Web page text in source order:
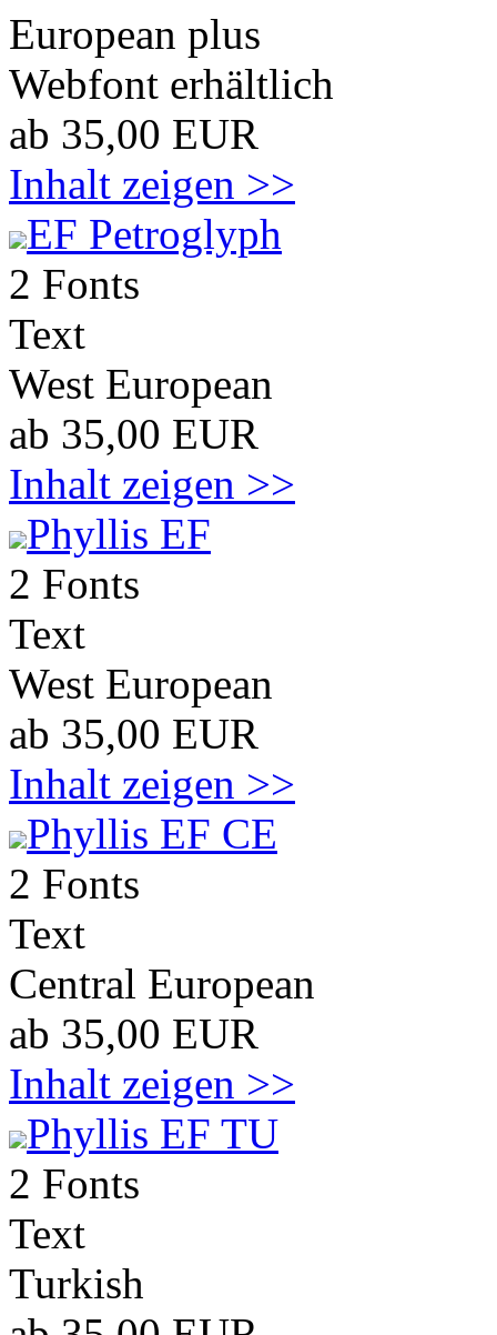
European plus
Webfont erhältlich
ab 35,00 EUR
Inhalt zeigen >>
EF Petroglyph
2 Fonts
Text
West European
ab 35,00 EUR
Inhalt zeigen >>
Phyllis EF
2 Fonts
Text
West European
ab 35,00 EUR
Inhalt zeigen >>
Phyllis EF CE
2 Fonts
Text
Central European
ab 35,00 EUR
Inhalt zeigen >>
Phyllis EF TU
2 Fonts
Text
Turkish